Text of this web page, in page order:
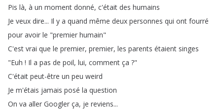
Pis là, à un moment donné, c'était des humains
Je veux dire... Il y a quand même deux personnes qui ont fourré
pour avoir le "premier humain"
C'est vrai que le premier, premier, les parents étaient singes
"Euh ! Il a pas de poil, lui, comment ça ?"
C'était peut-être un peu weird
Je m'étais jamais posé la question
On va aller Googler ça, je reviens...